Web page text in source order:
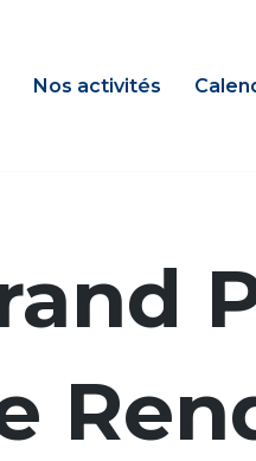
Nos activités